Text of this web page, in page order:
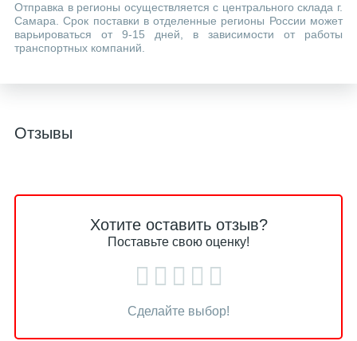
Отправка в регионы осуществляется с центрального склада г.
Самара. Срок поставки в отделенные регионы России может
варьироваться от 9-15 дней, в зависимости от работы
транспортных компаний.
Отзывы
Хотите оставить отзыв?
Поставьте свою оценку!
Сделайте выбор!